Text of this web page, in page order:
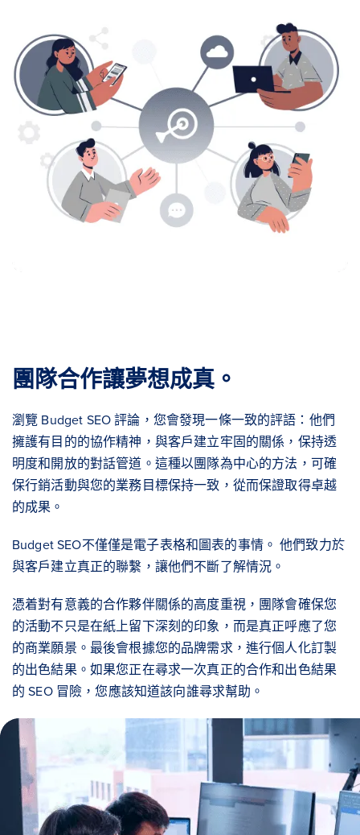
團隊合作讓夢想成真。
瀏覽 Budget SEO 評論，您會發現一條一致的評語：他們
擁護有目的的協作精神，與客戶建立牢固的關係，保持透
明度和開放的對話管道。這種以團隊為中心的方法，可確
保行銷活動與您的業務目標保持一致，從而保證取得卓越
的成果。
Budget SEO不僅僅是電子表格和圖表的事情。 他們致力於
與客戶建立真正的聯繫，讓他們不斷了解情況。
憑着對有意義的合作夥伴關係的高度重視，團隊會確保您
的活動不只是在紙上留下深刻的印象，而是真正呼應了您
的商業願景。最後會根據您的品牌需求，進行個人化訂製
的出色結果。如果您正在尋求一次真正的合作和出色結果
的 SEO 冒險，您應該知道該向誰尋求幫助。